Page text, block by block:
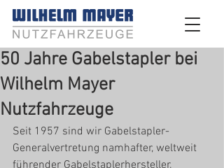
50 Jahre Gabelstapler bei
Wilhelm Mayer
Nutzfahrzeuge
Seit 1957 sind wir Gabelstapler-
Generalvertretung namhafter, weltweit
führender Gabelstaplerhersteller.